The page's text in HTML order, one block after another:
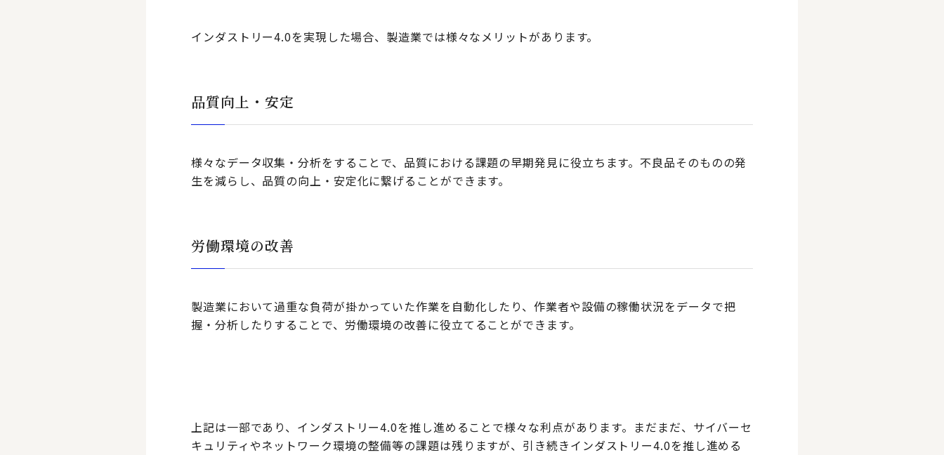
インダストリー4.0を実現した場合、製造業では様々なメリットがあります。
品質向上・安定
様々なデータ収集・分析をすることで、品質における課題の早期発見に役立ちます。不良品そのものの発
生を減らし、品質の向上・安定化に繋げることができます。
労働環境の改善
製造業において過重な負荷が掛かっていた作業を自動化したり、作業者や設備の稼働状況をデータで把
握・分析したりすることで、労働環境の改善に役立てることができます。
上記は一部であり、インダストリー4.0を推し進めることで様々な利点があります。まだまだ、サイバーセ
キュリティやネットワーク環境の整備等の課題は残りますが、引き続きインダストリー4.0を推し進める